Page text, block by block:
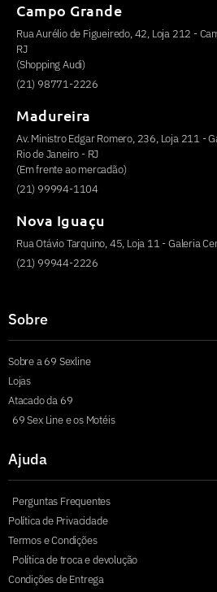
Campo Grande
Rua Aurélio de Figueiredo, 42, Loja 212 -
RJ
(Shopping Audi)
(21) 98771-2226
Madureira
Av. Ministro Edgar Romero, 236, Loja 211 -
Rio de Janeiro - RJ
(Em frente ao mercadão)
(21) 99994-1104
Nova Iguaçu
Rua Otávio Tarquino, 45, Loja 11 - Galeria
(21) 99944-2226
Sobre
Sobre a 69 Sexline
Lojas
Atacado da 69
69 Sex Line e os Motéis
Ajuda
Perguntas Frequentes
Política de Privacidade
Termos e Condições
Política de troca e devolução
Condições de Entrega